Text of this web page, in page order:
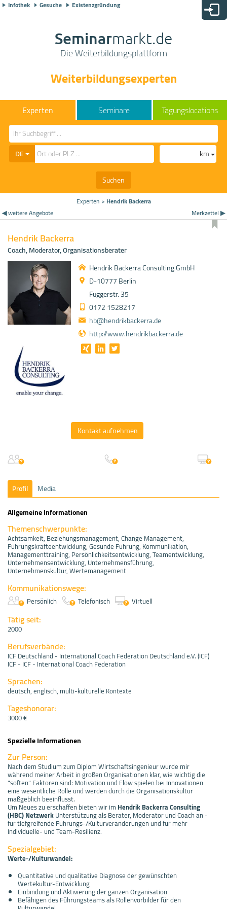
Infothek Gesuche Existenzgründung
Seminarmarkt.de
Die Weiterbildungsplattform
Weiterbildungsexperten
Seminare Tagungslocations
DE
km
Suchen
Experten > Hendrik Backerra
◀ weitere Angebote
Merkzettel ▶
Hendrik Backerra
Coach, Moderator, Organisationsberater
Hendrik Backerra Consulting GmbH
D-10777 Berlin
Fuggerstr. 35
0172 1528217
hb@hendrikbackerra.de
http://www.hendrikbackerra.de
Kontakt aufnehmen
Profil
Media
Allgemeine Informationen
Themenschwerpunkte:
Achtsamkeit, Beziehungsmanagement, Change Management,
Führungskräfteentwicklung, Gesunde Führung, Kommunikation,
Managementtraining, Persönlichkeitsentwicklung, Teamentwicklung,
Unternehmensentwicklung, Unternehmensführung,
Unternehmenskultur, Wertemanagement
Kommunikationswege:
Persönlich Telefonisch Virtuell
Tätig seit:
2000
Berufsverbände:
ICF Deutschland - International Coach Federation Deutschland e.V. (ICF)
ICF - ICF - International Coach Federation
Sprachen:
deutsch, englisch, multi-kulturelle Kontexte
Tageshonorar:
3000 €
Spezielle Informationen
Zur Person:
Nach dem Studium zum Diplom Wirtschaftsingenieur wurde mir
während meiner Arbeit in großen Organisationen klar, wie wichtig die
"soften" Faktoren sind: Motivation und Flow spielen bei Innovationen
eine wesentliche Rolle und werden durch die Organisationskultur
maßgeblich beeinflusst.
Um Neues zu erschaffen bieten wir im Hendrik Backerra Consulting
(HBC) NetzwerkUnterstützung als Berater, Moderator und Coach an -
für tiefgreifende Führungs-/Kulturveränderungen und für mehr
Individuelle- und Team-Resilienz.
Spezialgebiet:
Werte-/Kulturwandel:
Quantitative und qualitative Diagnose der gewünschten
Wertekultur-Entwicklung
Einbindung und Aktivierung der ganzen Organisation
Befähigen des Führungsteams als Rollenvorbilder für den